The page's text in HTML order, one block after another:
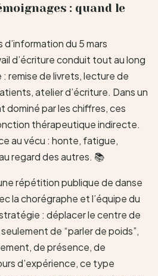
: quand le
du 5 mars
d’écriture conduit tout au long
remise de livrets, lecture de
atelier d’écriture. Dans un
dominé par les chiffres, ces
thérapeutique indirecte.
au vécu : honte, fatigue,
regard des autres. 📚
répétition publique de danse
la chorégraphe et l’équipe du
: déplacer le centre de
de “parler de poids”,
de présence, de
d’expérience, ce type